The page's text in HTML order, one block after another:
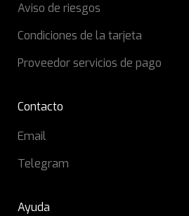
Aviso de riesgos
Condiciones de la tarjeta
Proveedor servicios de pago
Contacto
Email
Telegram
Ayuda